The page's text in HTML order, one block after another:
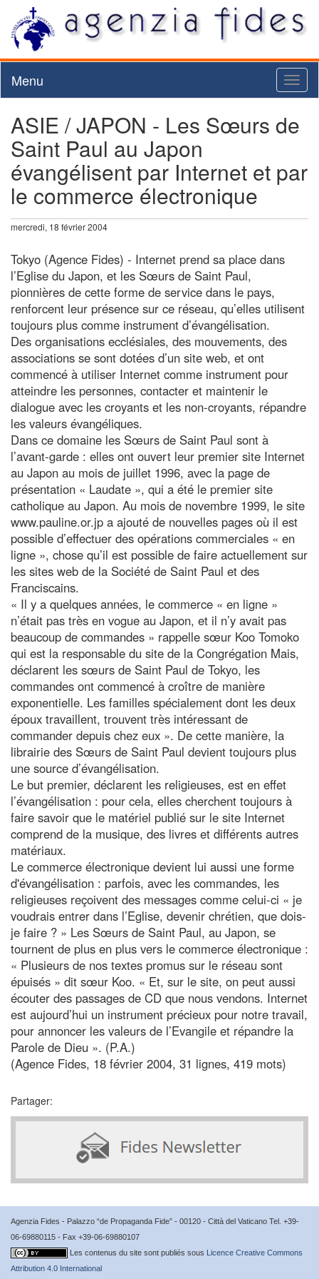
Menu
ASIE / JAPON - Les Sœurs de
Saint Paul au Japon
évangélisent par Internet et par
le commerce électronique
mercredi, 18 février 2004
Tokyo (Agence Fides) - Internet prend sa place dans
l’Eglise du Japon, et les Sœurs de Saint Paul,
pionnières de cette forme de service dans le pays,
renforcent leur présence sur ce réseau, qu’elles utilisent
toujours plus comme instrument d’évangélisation.
Des organisations ecclésiales, des mouvements, des
associations se sont dotées d’un site web, et ont
commencé à utiliser Internet comme instrument pour
atteindre les personnes, contacter et maintenir le
dialogue avec les croyants et les non-croyants, répandre
les valeurs évangéliques.
Dans ce domaine les Sœurs de Saint Paul sont à
l’avant-garde : elles ont ouvert leur premier site Internet
au Japon au mois de juillet 1996, avec la page de
présentation « Laudate », qui a été le premier site
catholique au Japon. Au mois de novembre 1999, le site
www.pauline.or.jp a ajouté de nouvelles pages où il est
possible d’effectuer des opérations commerciales « en
ligne », chose qu’il est possible de faire actuellement sur
les sites web de la Société de Saint Paul et des
Franciscains.
« Il y a quelques années, le commerce « en ligne »
n’était pas très en vogue au Japon, et il n’y avait pas
beaucoup de commandes » rappelle sœur Koo Tomoko
qui est la responsable du site de la Congrégation Mais,
déclarent les sœurs de Saint Paul de Tokyo, les
commandes ont commencé à croître de manière
exponentielle. Les familles spécialement dont les deux
époux travaillent, trouvent très intéressant de
commander depuis chez eux ». De cette manière, la
librairie des Sœurs de Saint Paul devient toujours plus
une source d’évangélisation.
Le but premier, déclarent les religieuses, est en effet
l’évangélisation : pour cela, elles cherchent toujours à
faire savoir que le matériel publié sur le site Internet
comprend de la musique, des livres et différents autres
matériaux.
Le commerce électronique devient lui aussi une forme
d'évangélisation : parfois, avec les commandes, les
religieuses reçoivent des messages comme celui-ci « je
voudrais entrer dans l’Eglise, devenir chrétien, que dois-
je faire ? » Les Sœurs de Saint Paul, au Japon, se
tournent de plus en plus vers le commerce électronique :
« Plusieurs de nos textes promus sur le réseau sont
épuisés » dit sœur Koo. « Et, sur le site, on peut aussi
écouter des passages de CD que nous vendons. Internet
est aujourd’hui un instrument précieux pour notre travail,
pour annoncer les valeurs de l’Evangile et répandre la
Parole de Dieu ». (P.A.)
(Agence Fides, 18 février 2004, 31 lignes, 419 mots)
Partager:
Agenzia Fides - Palazzo “de Propaganda Fide” - 00120 - Città del Vaticano Tel. +39-
06-69880115 - Fax +39-06-69880107
Les contenus du site sont publiés sous Licence Creative Commons
Attribution 4.0 International